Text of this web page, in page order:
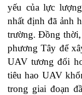
yếu của lực
nhất định đã ảnh
trường. Đồng thời,
phương Tây để
UAV tương đối
tiêu hao UAV
trong giai đoạn